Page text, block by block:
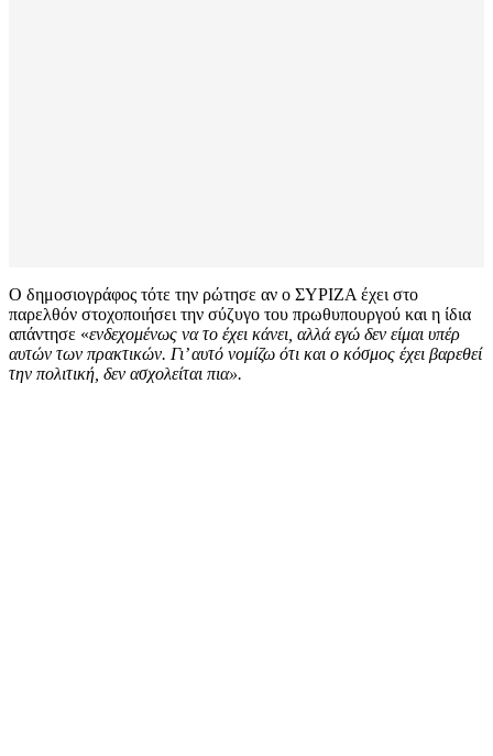
Ο δημοσιογράφος τότε την ρώτησε αν ο ΣΥΡΙΖΑ έχει στο
παρελθόν στοχοποιήσει την σύζυγο του πρωθυπουργού και η ίδια
απάντησε «ενδεχομένως να το έχει κάνει, αλλά εγώ δεν είμαι υπέρ
αυτών των πρακτικών. Γι’ αυτό νομίζω ότι και ο κόσμος έχει βαρεθεί
την πολιτική, δεν ασχολείται πια».